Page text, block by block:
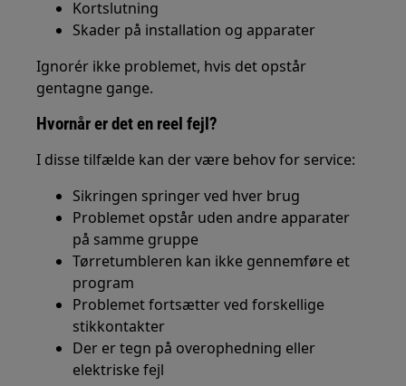
Kortslutning
Skader på installation og apparater
Ignorér ikke problemet, hvis det opstår
gentagne gange.
Hvornår er det en reel fejl?
I disse tilfælde kan der være behov for service:
Sikringen springer ved hver brug
Problemet opstår uden andre apparater
på samme gruppe
Tørretumbleren kan ikke gennemføre et
program
Problemet fortsætter ved forskellige
stikkontakter
Der er tegn på overophedning eller
elektriske fejl